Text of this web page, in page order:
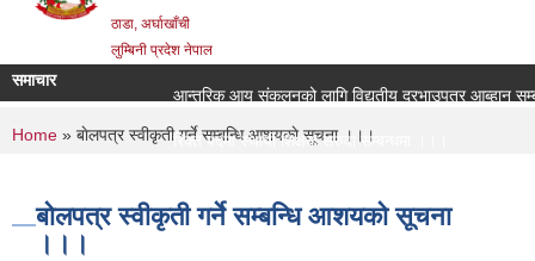
ठाडा, अर्घाखाँची
लुम्बिनी प्रदेश नेपाल
समाचार
आन्तरिक आय संकलनको लागि विद्युतीय दरभाउपत्र आब्हान
रिक्त पदमा स्थायी शिक्षक सरुवा सम्बन्धमा ।।।
You are here
Home » बाेलपत्र स्वीकृती गर्ने सम्बन्धि आशयकाे सूचना ।।।
बाेलपत्र स्वीकृती गर्ने सम्बन्धि आशयकाे सूचना
।।।